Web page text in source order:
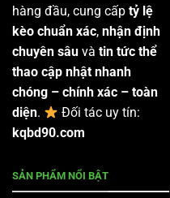
hàng đầu, cung cấp tỷ lệ
kèo chuẩn xác, nhận định
chuyên sâu và tin tức thể
thao cập nhật nhanh
chóng – chính xác – toàn
diện.
Đối tác uy tín:
kqbd90.com
SẢN PHẨM NỔI BẬT